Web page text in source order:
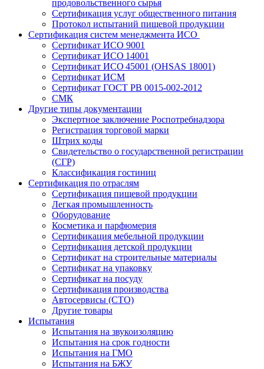
продовольственного сырья
Сертификация услуг общественного питания
Протокол испытаний пищевой продукции
Сертификация систем менеджмента ИСО
Сертификат ИСО 9001
Сертификат ИСО 14001
Сертификат ИСО 45001 (OHSAS 18001)
Сертификат ИСМ
Сертификат ГОСТ РВ 0015-002-2012
СМК
Другие типы документации
Экспертное заключение Роспотребнадзора
Регистрация торговой марки
Штрих коды
Свидетельство о государственной регистрации
(СГР)
Классификация гостиниц
Сертификация по отраслям
Сертификация пищевой продукции
Легкая промышленность
Оборудование
Косметика и парфюмерия
Сертификация мебельной продукции
Сертификация детской продукции
Сертификат на строительные материалы
Сертификат на упаковку
Сертификат на посуду
Сертификация производства
Автосервисы (СТО)
Другие товары
Испытания
Испытания на звукоизоляцию
Испытания на срок годности
Испытания на ГМО
Испытания на БЖУ